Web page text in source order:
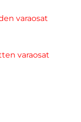
varaosat
varaosat